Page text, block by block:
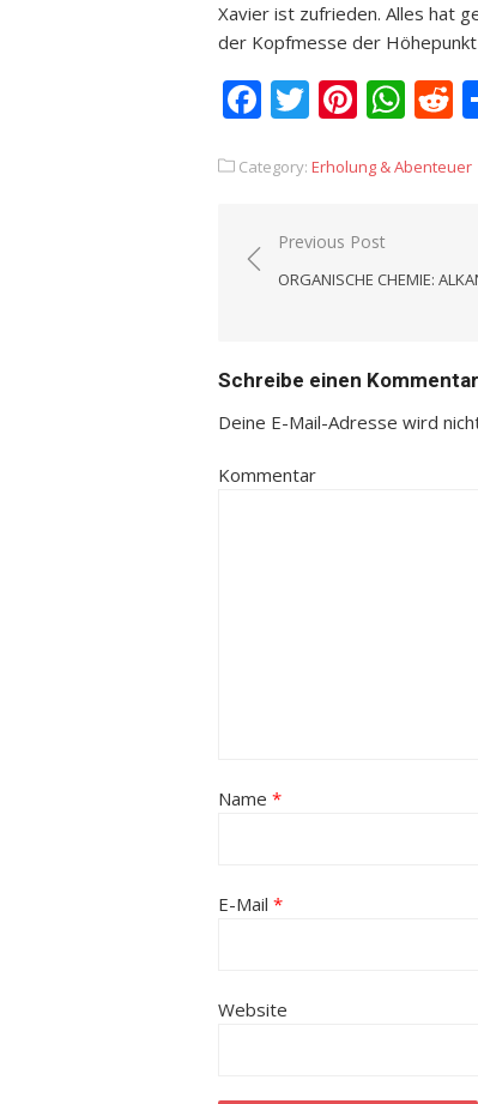
Xavier ist zufrieden. Alles hat
der Kopfmesse der
Facebook
Twitter
Category: Erholung & Abenteuer
Beitrags-
Previous Post
ORGANISCHE CHEMIE:
Schreibe einen Kommentar
Deine E-Mail-Adresse wird
Kommentar
Name *
E-Mail *
Website